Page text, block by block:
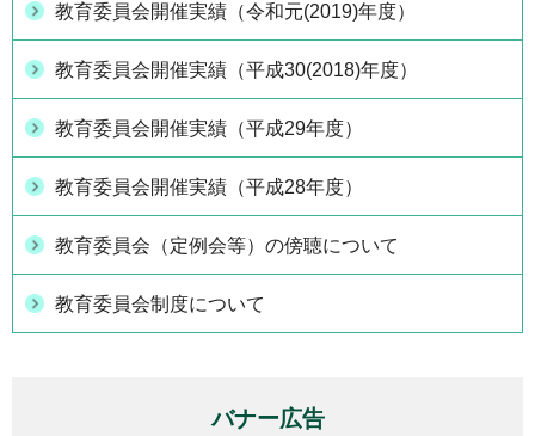
教育委員会開催実績（令和元(2019)年度）
教育委員会開催実績（平成30(2018)年度）
教育委員会開催実績（平成29年度）
教育委員会開催実績（平成28年度）
教育委員会（定例会等）の傍聴について
教育委員会制度について
バナー広告